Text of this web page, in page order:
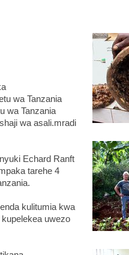
wa Tanzania
wa Tanzania
wa asali.mradi
Echard Ranft
tarehe 4
kulitumia kwa
uwezo